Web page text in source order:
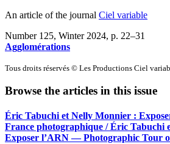
An article of the journal Ciel variable
Number 125, Winter 2024, p. 22–31
Agglomérations
Tous droits réservés © Les Productions Ciel
Browse the articles in this issue
Éric Tabuchi et Nelly Monnier :
France photographique / Éric Tabuchi
Exposer l’ARN — Photographic Tour